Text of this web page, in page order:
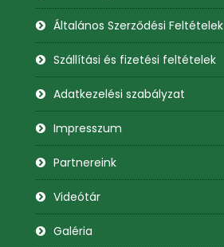
Általános Szerződési Feltételek
Szállítási és fizetési feltételek
Adatkezelési szabályzat
Impresszum
Partnereink
Videótár
Galéria